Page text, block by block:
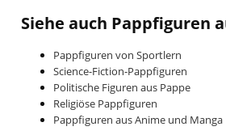
Siehe auch Pappfiguren
Pappfiguren von Sportlern
Science-Fiction-Pappfiguren
Politische Figuren aus Pappe
Religiöse Pappfiguren
Pappfiguren aus Anime und Manga